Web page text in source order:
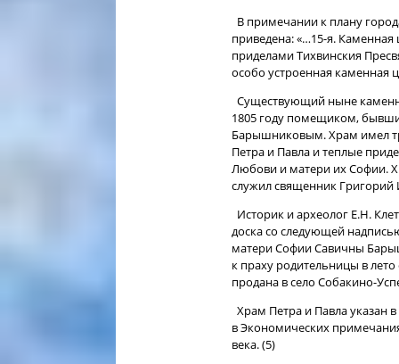
В примечании к плану
приведена: «…15-я.
приделами Тихвинския
особо устроенная каменная
Существующий ныне
1805 году помещиком,
Барышниковым. Храм имел
Петра и Павла и теплые
Любови и матери их Софии.
служил священник Григорий
Историк и археолог Е.Н.
доска со следующей
матери Софии Савичны
к праху родительницы в
продана в село Собакино-
Храм Петра и Павла указан
в Экономических
века. (5)